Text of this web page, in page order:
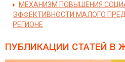
МЕХАНИЗМ ПОВЫШЕНИЯ
ЭФФЕКТИВНОСТИ МАЛОГО
РЕГИОНЕ
ПУБЛИКАЦИИ СТАТЕЙ В